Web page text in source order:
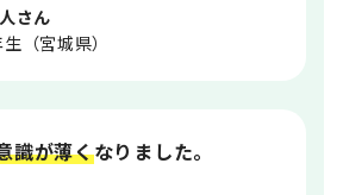
さん
（宮城県）
識が薄くなりました。